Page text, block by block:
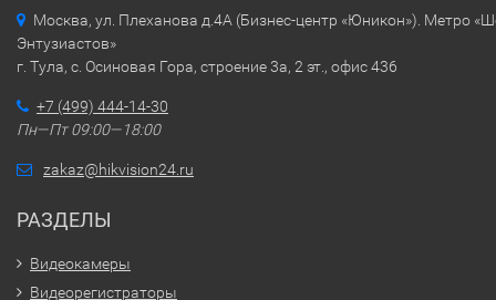
Москва, ул. Плеханова д.4А (Бизнес-центр «Юникон»). Метро
Энтузиастов»
г. Тула, с. Осиновая Гора, строение 3а, 2 эт., офис 436
+7 (499) 444-14-30
Пн—Пт 09:00—18:00
zakaz@hikvision24.ru
РАЗДЕЛЫ
Видеокамеры
Видеорегистраторы